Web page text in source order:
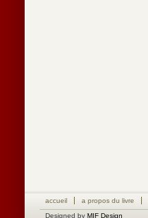
accueil a propos du livre
Designed by MIF Design